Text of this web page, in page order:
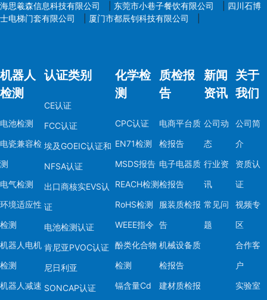
海思羲森信息科技有限公司
东莞市小巷子餐饮有限公司
四川石博
士电梯门套有限公司
厦门市都辰钊科技有限公司
机器人
检测
电池检测
电瓷兼容检
测
电气检测
环境适应性
检测
机器人电机
检测
机器人减速
认证类别
CE认证
FCC认证
埃及GOEIC认证和
NFSA认证
出口商核实EVS认
证
电池检测认证
肯尼亚PVOC认证
尼日利亚
SONCAP认证
化学检
测
CPC认证
EN71检测
MSDS报告
REACH检测
RoHS检测
WEEE指令
酚类化合物
检测
镉含量Cd
质检报
告
电商平台质
检报告
电子电器质
检报告
服装质检报
告
机械设备质
检报告
建材质检报
新闻
资讯
公司动
态
行业资
讯
常见问
题
关于
我们
公司简
介
资质认
证
视频专
区
合作客
户
实验室